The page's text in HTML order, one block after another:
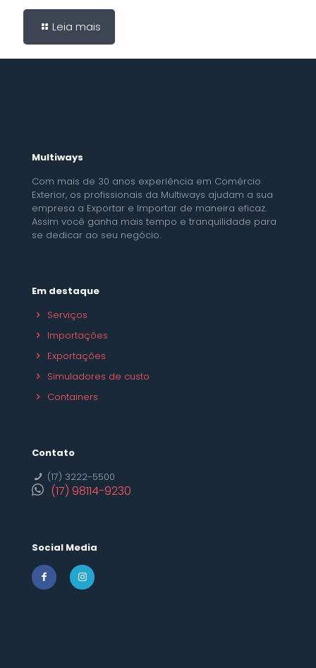
Leia mais
Multiways
Com mais de 30 anos experiência em Comércio
Exterior, os profissionais da Multiways ajudam a sua
empresa a Exportar e Importar de maneira eficaz.
Assim você ganha mais tempo e tranquilidade para
se dedicar ao seu negócio.
Em destaque
Serviços
Importações
Exportações
Simuladores de custo
Containers
Contato
(17) 3222-5500
(17) 98114-9230
Social Media